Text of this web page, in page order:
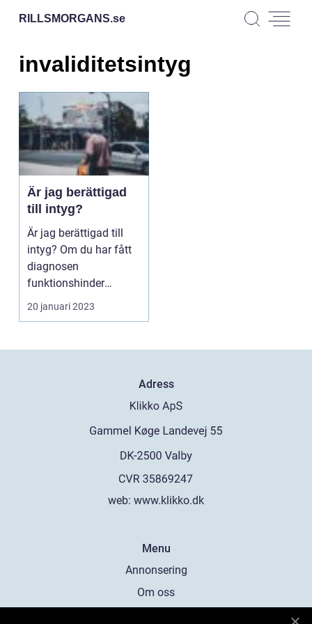
RILLSMORGANS.se
invaliditetsintyg
Är jag berättigad
till intyg?
Är jag berättigad till
intyg? Om du har fått
diagnosen
funktionshinder
kanske du undrar om
du är be...
20 januari 2023
Adress
web: www.klikko.dk
Menu
Annonsering
Om oss